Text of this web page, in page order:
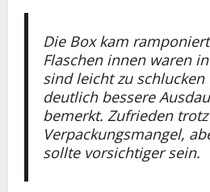
Die Box kam
Flaschen innen waren
sind leicht zu
deutlich bessere
bemerkt. Zufrieden trotz
Verpackungsmangel,
sollte vorsichtiger sein.